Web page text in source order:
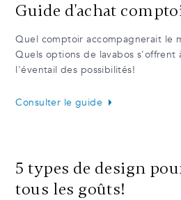
Guide d'achat
Quel comptoir accompagnerait le
Quels options de lavabos s'offrent
l'éventail des possibilités!
Consulter le guide
5 types de design
tous les goûts!